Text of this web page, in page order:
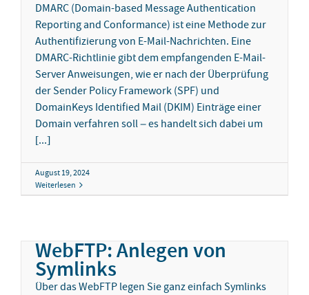
DMARC (Domain-based Message Authentication
Reporting and Conformance) ist eine Methode zur
Authentifizierung von E-Mail-Nachrichten. Eine
DMARC-Richtlinie gibt dem empfangenden E-Mail-
Server Anweisungen, wie er nach der Überprüfung
der Sender Policy Framework (SPF) und
DomainKeys Identified Mail (DKIM) Einträge einer
Domain verfahren soll – es handelt sich dabei um
[...]
August 19, 2024
Weiterlesen
WebFTP: Anlegen von
Symlinks
Über das WebFTP legen Sie ganz einfach Symlinks